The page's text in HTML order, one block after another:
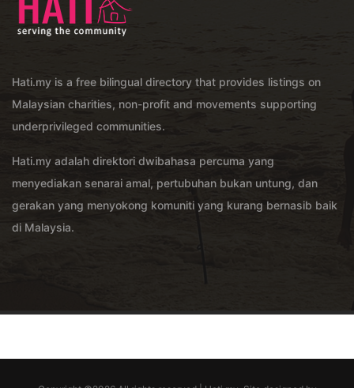
Hati.my is a free bilingual directory that provides listings on
Malaysian charities, non-profit and movements supporting
underprivileged communities.
Hati.my adalah direktori dwibahasa percuma yang
menyediakan senarai amal, pertubuhan bukan untung, dan
gerakan yang menyokong komuniti yang kurang bernasib baik
di Malaysia.